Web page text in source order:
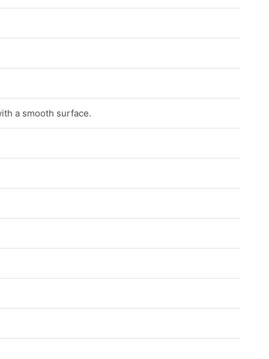
a smooth surface.